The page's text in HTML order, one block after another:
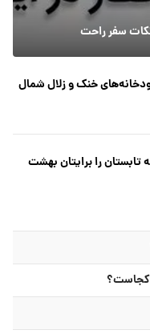
نکات سفر راحت
خنک و زلال شمال
را برایتان بهشت
کجاست؟